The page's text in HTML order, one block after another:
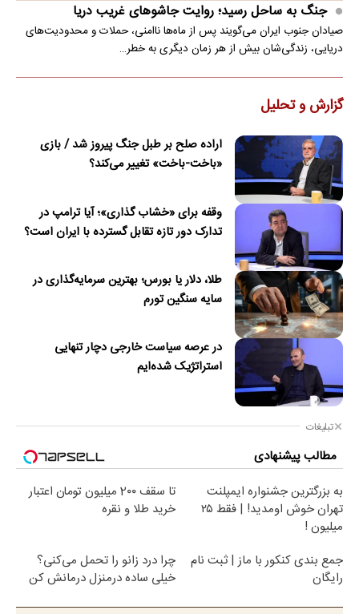
جنگ به ساحل رسید؛ روایت جاشوهای غریب دریا
صیادان جنوب ایران می‌گویند پس از ماه‌ها ناامنی، حملات و محدودیت‌های
دریایی، زندگی‌شان بیش از هر زمان دیگری به خطر…
گزارش و تحلیل
اراده صلح بر طبل جنگ پیروز شد / بازی
«باخت-باخت» تغییر می‌کند؟
وقفه برای «خشاب گذاری»؛ آیا ترامپ در
تدارک دور تازه تقابل گسترده با ایران است؟
طلا، دلار یا بورس؛ بهترین سرمایه‌گذاری در
سایه سنگین تورم
در عرصه سیاست خارجی دچار تنهایی
استراتژیک شده‌ایم
تبلیغات
مطالب پیشنهادی
به بزرگترین جشنواره ایمپلنت
تهران خوش اومدید! | فقط ۲۵
میلیون !
تا سقف 2۰۰ میلیون تومان اعتبار
خرید طلا و نقره
جمع بندی کنکور با ماز | ثبت نام
رایگان
چرا درد زانو را تحمل می‌کنی؟
خیلی ساده درمنزل درمانش کن